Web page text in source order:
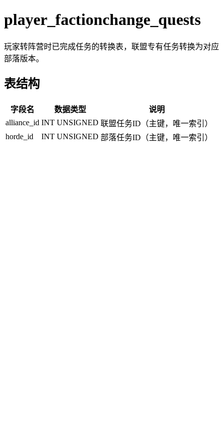
player_factionchange_quests
玩家转阵营时已完成任务的转换表，联盟专有任务转换为对应
部落版本。
表结构
字段名 数据类型
说明
alliance_id INT UNSIGNED 联盟任务ID（主键，唯一索引）
horde_id
INT UNSIGNED 部落任务ID（主键，唯一索引）